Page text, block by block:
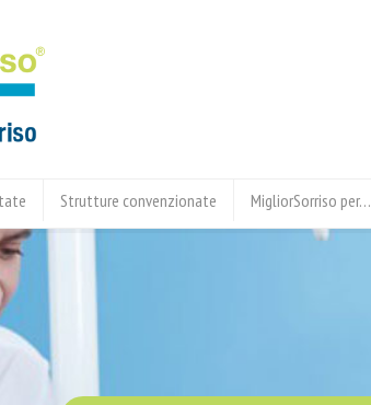
Strutture convenzionate MigliorSorriso per…